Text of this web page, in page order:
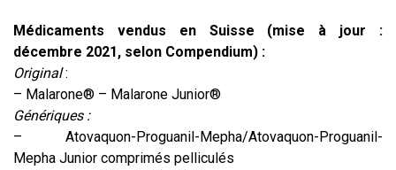
Médicaments vendus en Suisse (mise à jour :
décembre 2021, selon Compendium) :
Original:
– Malarone® – Malarone Junior®
Génériques :
– Atovaquon-Proguanil-Mepha/Atovaquon-Proguanil-
Mepha Junior comprimés pelliculés